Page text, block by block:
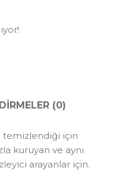
(0)
temizlendiği için
kuruyan ve aynı
arayanlar için.